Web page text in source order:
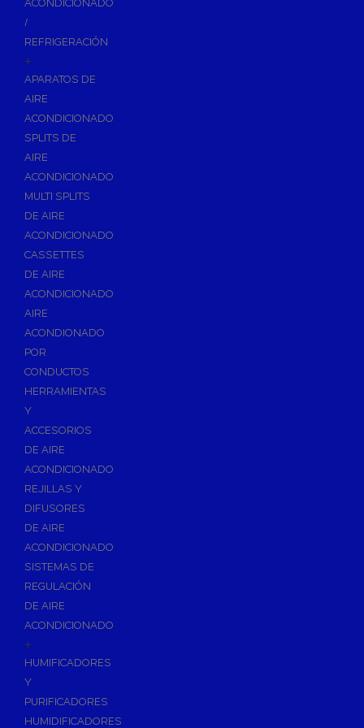
Asientos y Tapas de WC
Lavabos
Urinarios
Bidés
Vertederos Baño
Sanitarios Suspendidos
Placas de Accionamiento para Cisternas
Cisternas Empotradas
Seguridad en el Baño
Wellness
Calefacción y A.C.S
Accesorios de Calefacción
Vasos de Expansión
Termometros
Otros accesorios de calefacción
Accesorios de Radiadores
Tapones, purgadores y accesorios para radiador
Soportes para Radiadores
Acumuladores e Interacumuladores
Bombas Circuladoras / Grupos de Bombeo
Bombas de Calefacción
Bombas Simples para ACS
Calderas
Grupos Térmicos de Gasóleo
ACONDICIONADO
/
REFRIGERACIÓN
+
APARATOS DE
AIRE
ACONDICIONADO
SPLITS DE
AIRE
ACONDICIONADO
MULTI SPLITS
DE AIRE
ACONDICIONADO
CASSETTES
DE AIRE
ACONDICIONADO
AIRE
ACONDIONADO
POR
CONDUCTOS
HERRAMIENTAS
Y
ACCESORIOS
DE AIRE
ACONDICIONADO
REJILLAS Y
DIFUSORES
DE AIRE
ACONDICIONADO
SISTEMAS DE
REGULACIÓN
DE AIRE
ACONDICIONADO
+
HUMIFICADORES
Y
PURIFICADORES
HUMIDIFICADORES